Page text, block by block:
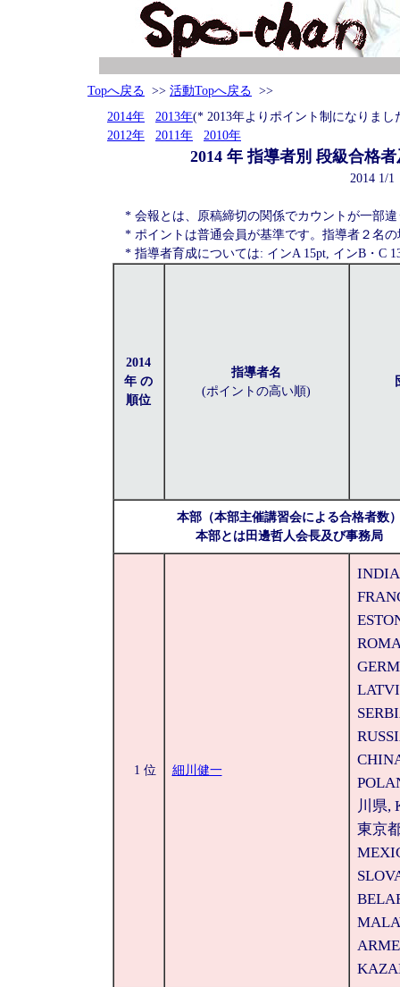
Topへ戻る >> 活動Topへ戻る >>
2014年
2013年(* 2013年よりポイント制になりまし
2012年
2011年 2010年
2014 年 指導者別 段級合格
2014 1/1
* 会報とは、原稿締切の関係でカウントが一部
* ポイントは普通会員が基準です。指導者２名
* 指導者育成については: インA 15pt, インB・C
2014
年 の
順位
指導者名
(ポイントの高い順)
本部（本部主催講習会による合格者数
本部とは田邊哲人会長及び事務局
1 位 細川健一
川県,
東京